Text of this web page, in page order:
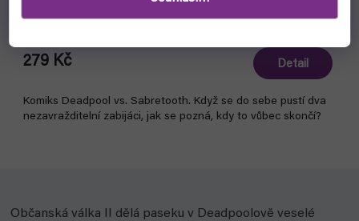
279 Kč Detail
Komiks Deadpool vs. Sabretooth. Když se do sebe pustí dva
nezavražditelní zabijáci, jak se pozná, kdy to vůbec skončí?
Občanská válka II dělá paseku v Deadpoolově veselé